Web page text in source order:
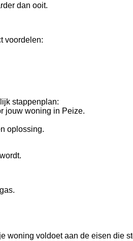
dan ooit.
voordelen:
stappenplan:
jouw woning in Peize.
oplossing.
woning voldoet aan de eisen die